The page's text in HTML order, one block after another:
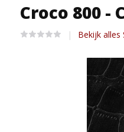
Croco 800 -
Bekijk alles